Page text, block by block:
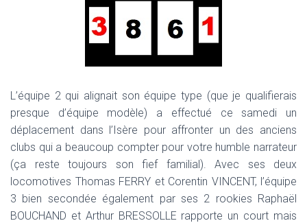
L’équipe 2 qui alignait son équipe type (que je qualifierais
presque d’équipe modèle) a effectué ce samedi un
déplacement dans l’Isère pour affronter un des anciens
clubs qui a beaucoup compter pour votre humble narrateur
(ça reste toujours son fief familial). Avec ses deux
locomotives Thomas FERRY et Corentin VINCENT, l’équipe
3 bien secondée également par ses 2 rookies Raphaël
BOUCHAND et Arthur BRESSOLLE rapporte un court mais